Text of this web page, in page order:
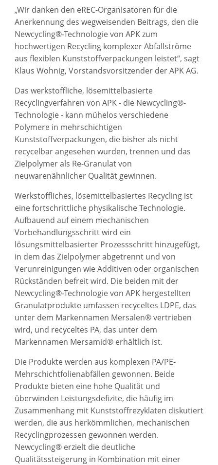
„Wir danken den eREC-Organisatoren für die
Anerkennung des wegweisenden Beitrags, den die
Newcycling®-Technologie von APK zum
hochwertigen Recycling komplexer Abfallströme
aus flexiblen Kunststoffverpackungen leistet“, sagt
Klaus Wohnig, Vorstandsvorsitzender der APK AG.
Das werkstoffliche, lösemittelbasierte
Recyclingverfahren von APK - die Newcycling®-
Technologie - kann mühelos verschiedene
Polymere in mehrschichtigen
Kunststoffverpackungen, die bisher als nicht
recycelbar angesehen wurden, trennen und das
Zielpolymer als Re-Granulat von
neuwarenähnlicher Qualität gewinnen.
Werkstoffliches, lösemittelbasiertes Recycling ist
eine fortschrittliche physikalische Technologie.
Aufbauend auf einem mechanischen
Vorbehandlungsschritt wird ein
lösungsmittelbasierter Prozessschritt hinzugefügt,
in dem das Zielpolymer abgetrennt und von
Verunreinigungen wie Additiven oder organischen
Rückständen befreit wird. Die beiden mit der
Newcycling®-Technologie von APK hergestellten
Granulatprodukte umfassen recyceltes LDPE, das
unter dem Markennamen Mersalen® vertrieben
wird, und recyceltes PA, das unter dem
Markennamen Mersamid® erhältlich ist.
Die Produkte werden aus komplexen PA/PE-
Mehrschichtfolienabfällen gewonnen. Beide
Produkte bieten eine hohe Qualität und
überwinden Leistungsdefizite, die häufig im
Zusammenhang mit Kunststoffrezyklaten diskutiert
werden, die aus herkömmlichen, mechanischen
Recyclingprozessen gewonnen werden.
Newcycling® erzielt die deutliche
Qualitätssteigerung in Kombination mit einer